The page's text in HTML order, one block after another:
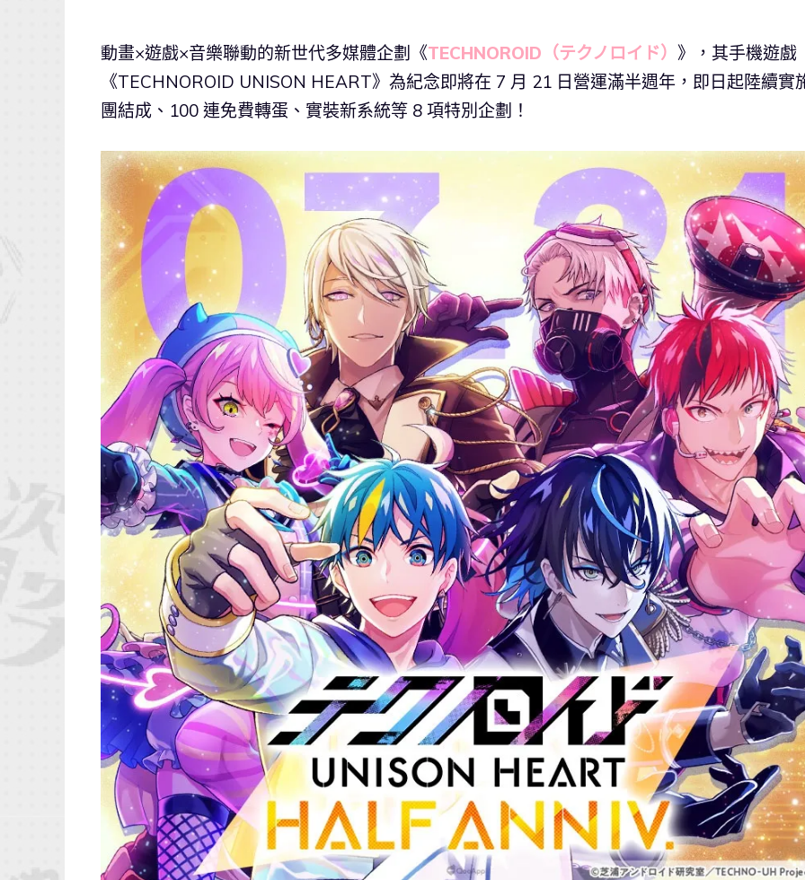
動畫×遊戲×音樂聯動的新世代多媒體企劃《TECHNOROID（テクノロイド） 》，其手機遊戲
《TECHNOROID UNISON HEART》為紀念即將在 7 月 21 日營運滿半週年，即日起陸續實
團結成、100 連免費轉蛋、實裝新系統等 8 項特別企劃！